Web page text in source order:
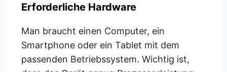
Erforderliche Hardware
Man braucht einen Computer, ein
Smartphone oder ein Tablet mit dem
passenden Betriebssystem. Wichtig ist,